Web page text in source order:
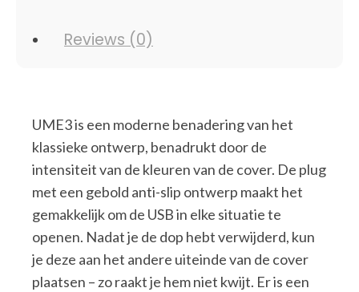
Reviews (0)
UME3 is een moderne benadering van het
klassieke ontwerp, benadrukt door de
intensiteit van de kleuren van de cover. De plug
met een gebold anti-slip ontwerp maakt het
gemakkelijk om de USB in elke situatie te
openen. Nadat je de dop hebt verwijderd, kun
je deze aan het andere uiteinde van de cover
plaatsen – zo raakt je hem niet kwijt. Er is een